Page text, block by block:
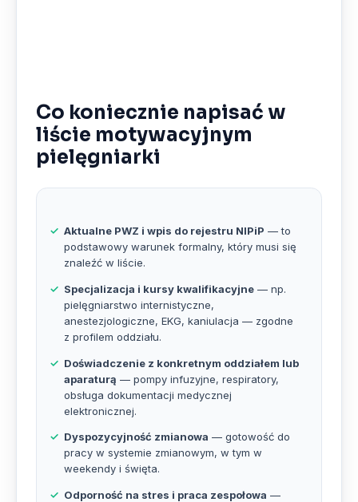
Co koniecznie napisać w
liście motywacyjnym
pielęgniarki
Aktualne PWZ i wpis do rejestru NIPiP — to
podstawowy warunek formalny, który musi się
znaleźć w liście.
Specjalizacja i kursy kwalifikacyjne — np.
pielęgniarstwo internistyczne,
anestezjologiczne, EKG, kaniulacja — zgodne
z profilem oddziału.
Doświadczenie z konkretnym oddziałem lub
aparaturą — pompy infuzyjne, respiratory,
obsługa dokumentacji medycznej
elektronicznej.
Dyspozycyjność zmianowa — gotowość do
pracy w systemie zmianowym, w tym w
weekendy i święta.
Odporność na stres i praca zespołowa —